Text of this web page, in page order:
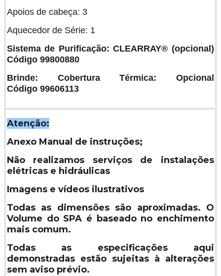
Apoios de cabeça: 3
Aquecedor de Série: 1
Sistema de Purificação: CLEARRAY® (opcional)
Código 99800880
Brinde: Cobertura Térmica: Opcional
Código 99606113
Atenção:
Anexo Manual de instruções;
Não realizamos serviços de instalações
elétricas e hidráulicas
Imagens e vídeos ilustrativos
Todas as dimensões são aproximadas. O
Volume do SPA é baseado no enchimento
mais comum.
Todas as especificações aqui
demonstradas estão sujeitas à alterações
sem aviso prévio.